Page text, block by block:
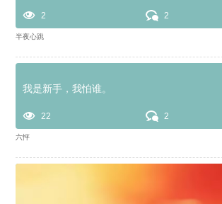
2 2
半夜心跳
我是新手，我怕谁。
22 2
六怦